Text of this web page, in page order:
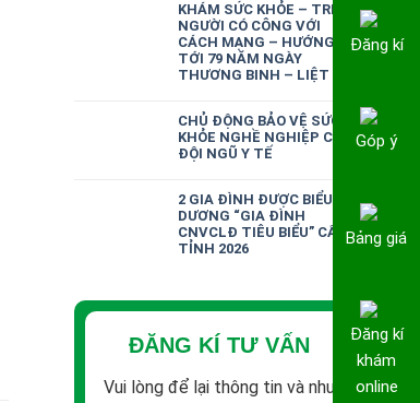
KHÁM SỨC KHỎE – TRI ÂN
NGƯỜI CÓ CÔNG VỚI
CÁCH MẠNG – HƯỚNG
TỚI 79 NĂM NGÀY
THƯƠNG BINH – LIỆT SĨ
CHỦ ĐỘNG BẢO VỆ SỨC
KHỎE NGHỀ NGHIỆP CHO
ĐỘI NGŨ Y TẾ
2 GIA ĐÌNH ĐƯỢC BIỂU
DƯƠNG “GIA ĐÌNH
CNVCLĐ TIÊU BIỂU” CẤP
TỈNH 2026
ĐĂNG KÍ TƯ VẤN
Vui lòng để lại thông tin và nhu
Đăng kí
Góp ý
Bảng giá
Đăng kí
khám
online